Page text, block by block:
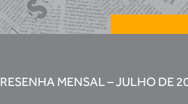
RESENHA MENSAL – JULHO DE